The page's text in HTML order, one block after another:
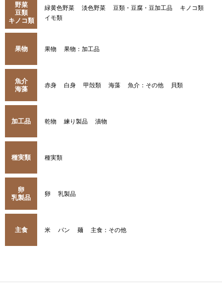
野菜
豆類
キノコ類
緑黄色野菜 淡色野菜 豆類・豆腐・豆加工品
キノコ類
イモ類
果物 果物 果物：加工品
魚介
海藻
赤身 白身 甲殻類 海藻 魚介：その他 貝類
加工品 乾物 練り製品 漬物
種実類 種実類
卵
乳製品
卵 乳製品
主食 米 パン 麺 主食：その他